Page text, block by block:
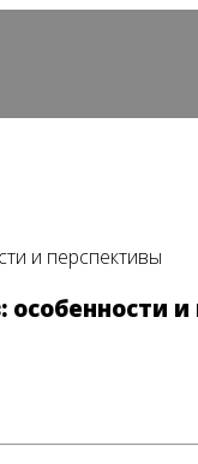
и перспективы
и